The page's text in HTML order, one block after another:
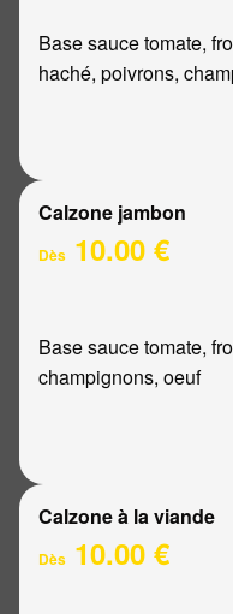
Base sauce tomate,
haché, poivrons,
Calzone jambon
Dès 10.00 €
Base sauce tomate,
champignons, oeuf
Calzone à la viande
Dès 10.00 €